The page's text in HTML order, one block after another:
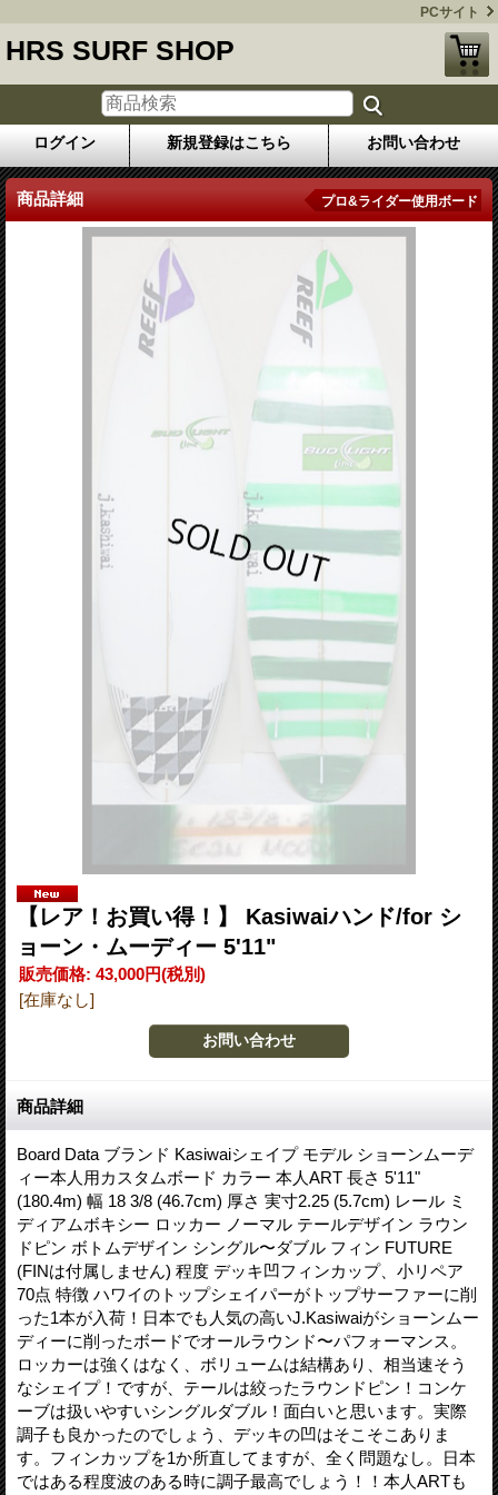
PCサイト
HRS SURF SHOP
ログイン 新規登録はこちら お問い合わせ
商品詳細 プロ&ライダー使用ボード
【レア！お買い得！】 Kasiwaiハンド/for シ
ョーン・ムーディー 5'11"
販売価格: 43,000円(税別)
[在庫なし]
商品詳細
Board Data ブランド Kasiwaiシェイプ モデル ショーンムーデ
ィー本人用カスタムボード カラー 本人ART 長さ 5'11"
(180.4m) 幅 18 3/8 (46.7cm) 厚さ 実寸2.25 (5.7cm) レール ミ
ディアムボキシー ロッカー ノーマル テールデザイン ラウン
ドピン ボトムデザイン シングル〜ダブル フィン FUTURE
(FINは付属しません) 程度 デッキ凹フィンカップ、小リペア
70点 特徴 ハワイのトップシェイパーがトップサーファーに削
った1本が入荷！日本でも人気の高いJ.Kasiwaiがショーンムー
ディーに削ったボードでオールラウンド〜パフォーマンス。
ロッカーは強くはなく、ボリュームは結構あり、相当速そう
なシェイプ！ですが、テールは絞ったラウンドピン！コンケ
ーブは扱いやすいシングルダブル！面白いと思います。実際
調子も良かったのでしょう、デッキの凹はそこそこありま
す。フィンカップを1か所直してますが、全く問題なし。日本
ではある程度波のある時に調子最高でしょう！！本人ARTも